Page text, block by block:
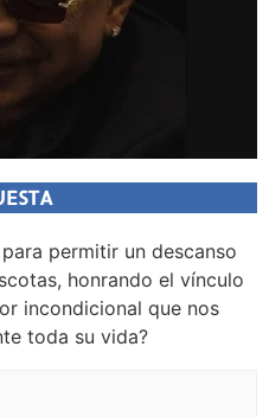
permitir un descanso
honrando el vínculo
incondicional que nos
toda su vida?